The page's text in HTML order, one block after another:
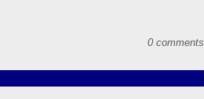
0 comments